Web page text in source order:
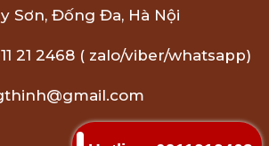
Sơn, Đống Đa, Hà Nội
21 2468 ( zalo/viber/whatsapp)